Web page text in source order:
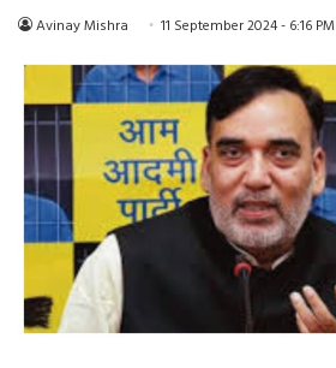
Avinay Mishra 11 September 2024 - 6:16 PM